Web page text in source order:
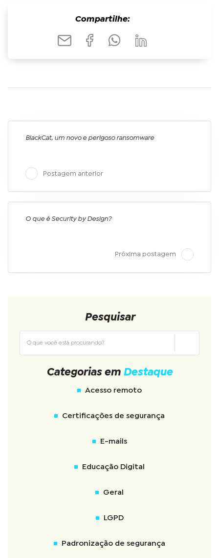
Compartilhe:
BlackCat, um novo e perigoso ransomware
Postagem anterior
O que é Security by Design?
Próxima postagem
Pesquisar
Categorias em Destaque
Acesso remoto
Certificações de segurança
E-mails
Educação Digital
Geral
LGPD
Padronização de segurança